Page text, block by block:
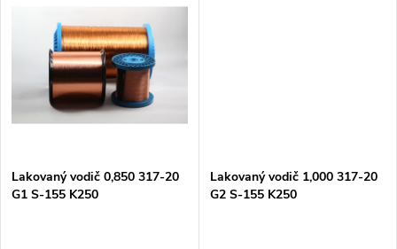
ů
Lakovaný vodič 0,850 317-20
G1 S-155 K250
Lakovaný vodič 1,000 317-20
G2 S-155 K250